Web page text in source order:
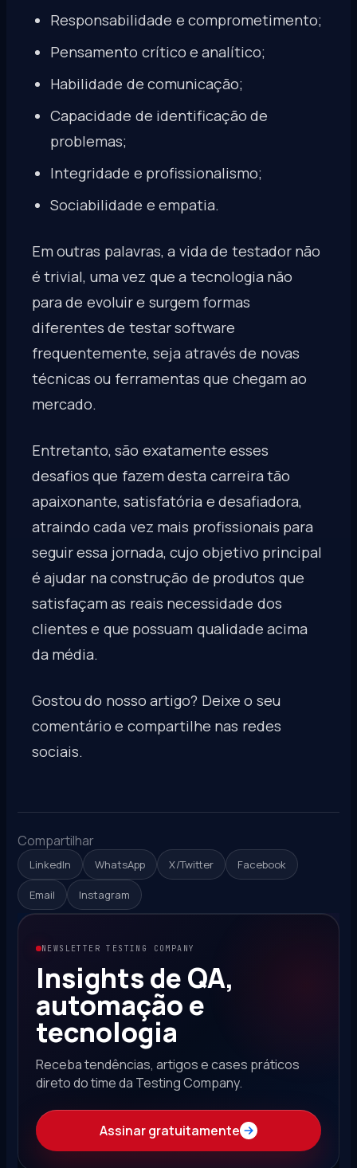
Responsabilidade e comprometimento;
Pensamento crítico e analítico;
Habilidade de comunicação;
Capacidade de identificação de
problemas;
Integridade e profissionalismo;
Sociabilidade e empatia.
Em outras palavras, a vida de testador não
é trivial, uma vez que a tecnologia não
para de evoluir e surgem formas
diferentes de testar software
frequentemente, seja através de novas
técnicas ou ferramentas que chegam ao
mercado.
Entretanto, são exatamente esses
desafios que fazem desta carreira tão
apaixonante, satisfatória e desafiadora,
atraindo cada vez mais profissionais para
seguir essa jornada, cujo objetivo principal
é ajudar na construção de produtos que
satisfaçam as reais necessidade dos
clientes e que possuam qualidade acima
da média.
Gostou do nosso artigo? Deixe o seu
comentário e compartilhe nas redes
sociais.
Compartilhar
LinkedIn WhatsApp X/Twitter Facebook
Email Instagram
NEWSLETTER TESTING COMPANY
Insights de QA,
automação e
tecnologia
Receba tendências, artigos e cases práticos
direto do time da Testing Company.
Assinar gratuitamente